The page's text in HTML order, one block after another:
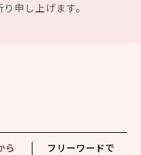
申し上げます。
ら
フリーワードで